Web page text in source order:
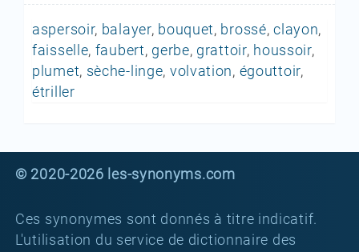
aspersoir, balayer, bouquet, brossé,clayon,
faisselle, faubert, gerbe, grattoir, houssoir,
plumet, sèche-linge, volvation, égouttoir,
étriller
© 2020-2026 les-synonyms.com
Ces synonymes sont donnés à titre indicatif.
L'utilisation du service de dictionnaire des